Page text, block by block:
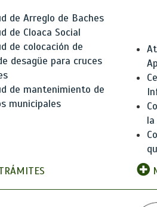
de Arreglo de Baches
de Cloaca Social
de colocación de
desagüe para cruces
de mantenimiento de
municipales